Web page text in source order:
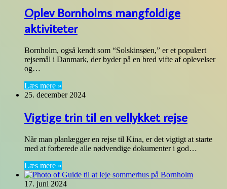
Oplev Bornholms mangfoldige
aktiviteter
Bornholm, også kendt som “Solskinsøen,” er et populært
rejsemål i Danmark, der byder på en bred vifte af oplevelser
og…
Læs mere »
25. december 2024
Vigtige trin til en vellykket rejse
Når man planlægger en rejse til Kina, er det vigtigt at starte
med at forberede alle nødvendige dokumenter i god…
Læs mere »
17. juni 2024